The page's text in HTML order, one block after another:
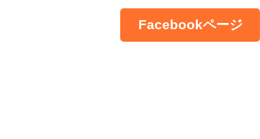
Facebookページ